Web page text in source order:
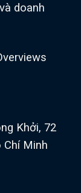
doanh
Khởi, 72
Chí Minh